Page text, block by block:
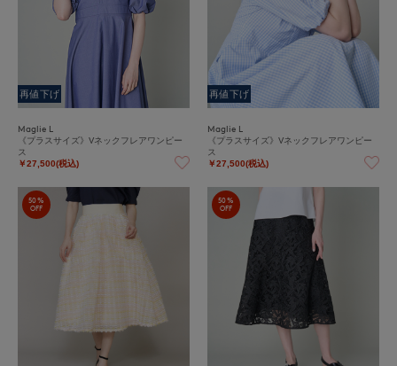
再値下げ
Maglie L
《プラスサイズ》Vネックフレアワンピー
ス
￥27,500(税込)
再値下げ
Maglie L
《プラスサイズ》Vネックフレアワンピー
ス
￥27,500(税込)
50%
OFF
50%
OFF